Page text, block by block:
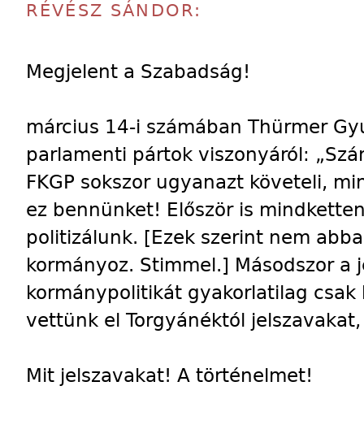
RÉVÉSZ SÁNDOR:
Megjelent a Szabadság!
március 14-i számában Thürmer
parlamenti pártok viszonyáról:
FKGP sokszor ugyanazt követeli,
ez bennünket! Először is
politizálunk. [Ezek szerint nem
kormányoz. Stimmel.] Másodszor a
kormánypolitikát gyakorlatilag
vettünk el Torgyánéktól
Mit jelszavakat! A történelmet!